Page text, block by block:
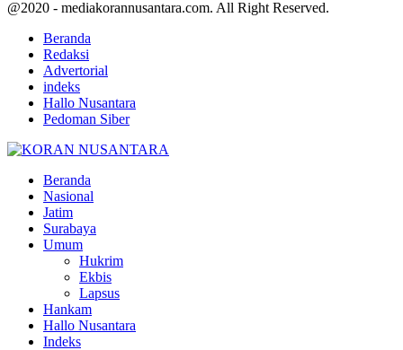
@2020 - mediakorannusantara.com. All Right Reserved.
Beranda
Redaksi
Advertorial
indeks
Hallo Nusantara
Pedoman Siber
Beranda
Nasional
Jatim
Surabaya
Umum
Hukrim
Ekbis
Lapsus
Hankam
Hallo Nusantara
Indeks